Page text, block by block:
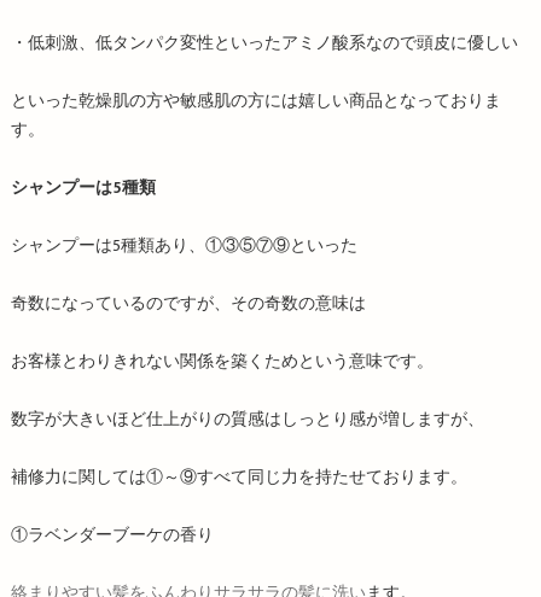
・低刺激、低タンパク変性といったアミノ酸系なので頭皮に優しい
といった乾燥肌の方や敏感肌の方には嬉しい商品となっておりま
す。
シャンプーは5種類
シャンプーは5種類あり、①③⑤⑦⑨といった
奇数になっているのですが、その奇数の意味は
お客様とわりきれない関係を築くためという意味です。
数字が大きいほど仕上がりの質感はしっとり感が増しますが、
補修力に関しては①～⑨すべて同じ力を持たせております。
①ラベンダーブーケの香り